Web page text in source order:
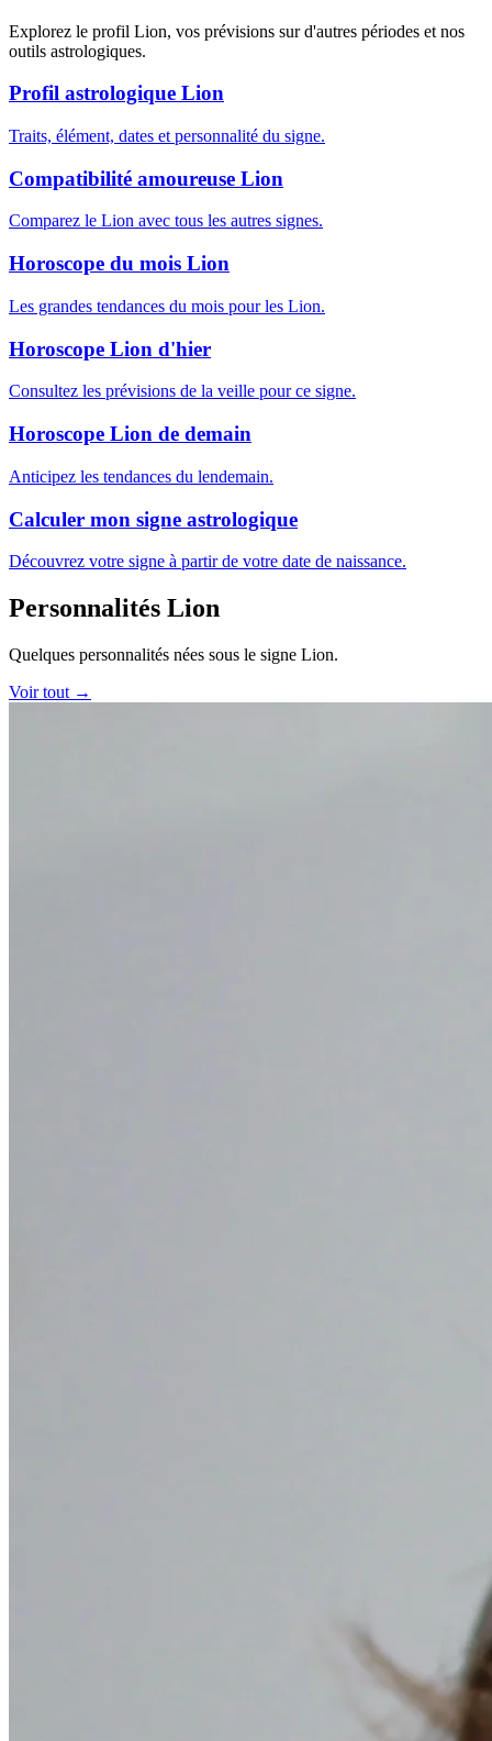
Explorez le profil Lion, vos prévisions sur d'autres périodes et nos
outils astrologiques.
Profil astrologique Lion
Traits, élément, dates et personnalité du signe.
Compatibilité amoureuse Lion
Comparez le Lion avec tous les autres signes.
Horoscope du mois Lion
Les grandes tendances du mois pour les Lion.
Horoscope Lion d'hier
Consultez les prévisions de la veille pour ce signe.
Horoscope Lion de demain
Anticipez les tendances du lendemain.
Calculer mon signe astrologique
Découvrez votre signe à partir de votre date de naissance.
Personnalités Lion
Quelques personnalités nées sous le signe Lion.
Voir tout →